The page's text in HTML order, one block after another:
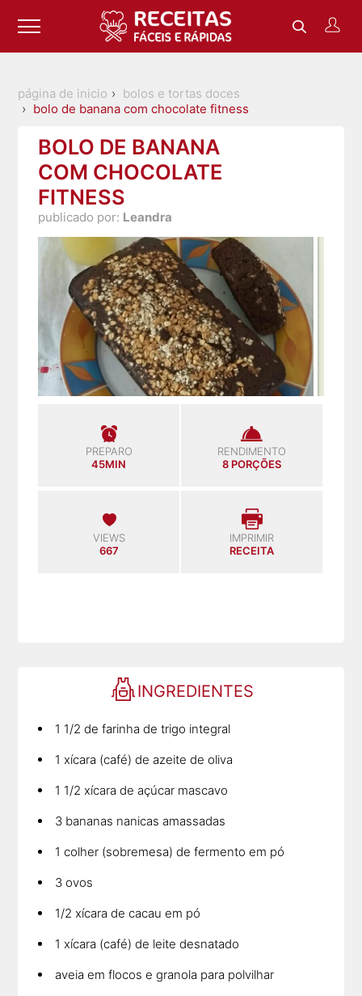
página de inicio
bolos e tortas doces
bolo de banana com chocolate fitness
BOLO DE BANANA
COM CHOCOLATE
FITNESS
publicado por: Leandra
PREPARO
45MIN
RENDIMENTO
8 PORÇÕES
VIEWS
667
IMPRIMIR
RECEITA
INGREDIENTES
1 1/2 de farinha de trigo integral
1 xícara (café) de azeite de oliva
1 1/2 xícara de açúcar mascavo
3 bananas nanicas amassadas
1 colher (sobremesa) de fermento em pó
3 ovos
1/2 xícara de cacau em pó
1 xícara (café) de leite desnatado
aveia em flocos e granola para polvilhar